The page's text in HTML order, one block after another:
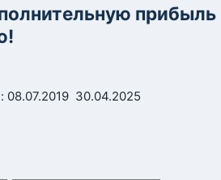
прибыль
 30.04.2025